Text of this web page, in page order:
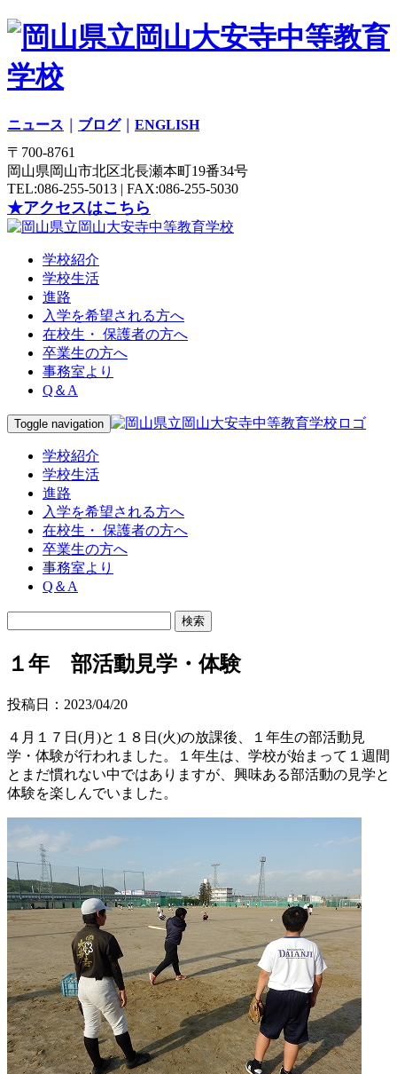
ニュース ブログ｜ ENGLISH
〒700-8761
岡山県岡山市北区北長瀬本町19番34号
TEL:086-255-5013 | FAX:086-255-5030
★アクセスはこちら
学校紹介
学校生活
進路
入学を希望される方へ
在校生・ 保護者の方へ
卒業生の方へ
事務室より
Q＆A
Toggle navigation
学校紹介
学校生活
進路
入学を希望される方へ
在校生・ 保護者の方へ
卒業生の方へ
事務室より
Q＆A
１年 部活動見学・体験
投稿日：2023/04/20
４月１７日(月)と１８日(火)の放課後、１年生の部活動見
学・体験が行われました。１年生は、学校が始まって１週間
とまだ慣れない中ではありますが、興味ある部活動の見学と
体験を楽しんでいました。